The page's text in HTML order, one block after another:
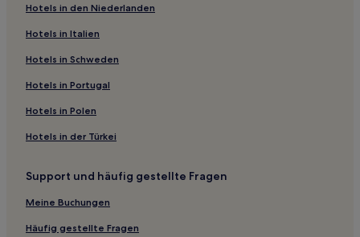
Hotels in den Niederlanden
Hotels in Italien
Hotels in Schweden
Hotels in Portugal
Hotels in Polen
Hotels in der Türkei
Support und häufig gestellte Fragen
Meine Buchungen
Häufig gestellte Fragen